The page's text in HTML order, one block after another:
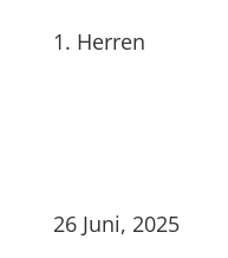
1. Herren
26 Juni, 2025